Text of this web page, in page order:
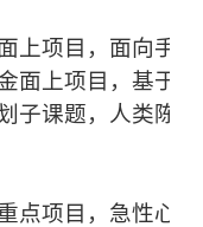
上项目，面向手
面上项目，基于
子课题，人类陈
点项目，急性心